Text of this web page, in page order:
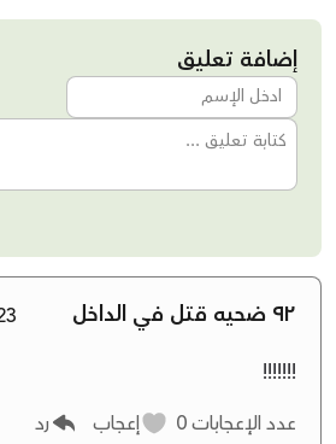
إضافة تعليق
٩٢ ضحيه قتل في الداخل
!!!!!!!
عدد الإعجابات إعجاب رد